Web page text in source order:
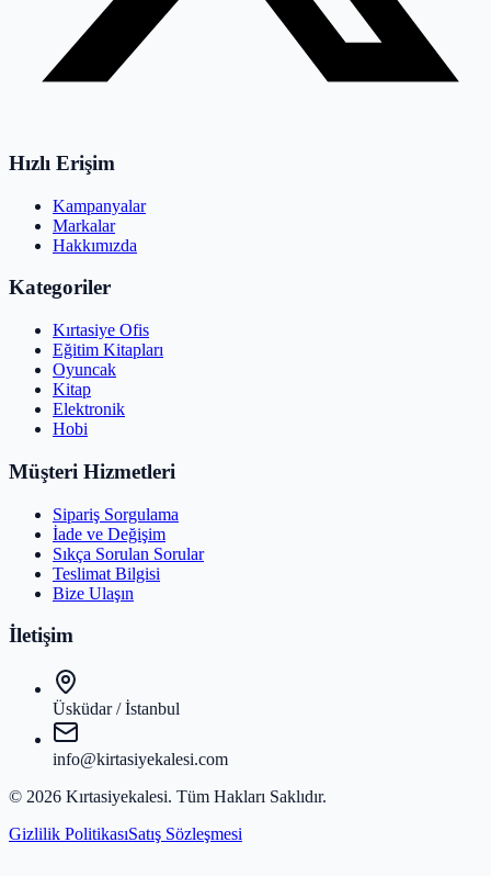
Hızlı Erişim
Kampanyalar
Markalar
Hakkımızda
Kategoriler
Kırtasiye Ofis
Eğitim Kitapları
Oyuncak
Kitap
Elektronik
Hobi
Müşteri Hizmetleri
Sipariş Sorgulama
İade ve Değişim
Sıkça Sorulan Sorular
Teslimat Bilgisi
Bize Ulaşın
İletişim
Üsküdar / İstanbul
info@kirtasiyekalesi.com
© 2026 Kırtasiyekalesi. Tüm Hakları Saklıdır.
Gizlilik PolitikasıSatış Sözleşmesi